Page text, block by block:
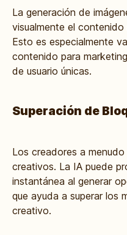
La generación de
visualmente el
Esto es especialmente
contenido para
de usuario únicas.
Superación de
Los creadores a
creativos. La IA puede
instantánea al generar
que ayuda a superar los
creativo.